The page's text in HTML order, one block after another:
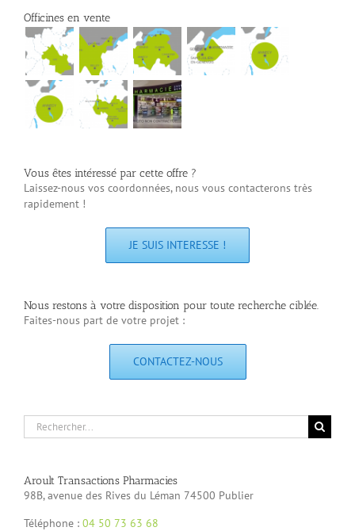
Officines en vente
Vous êtes intéressé par cette offre ?
Laissez-nous vos coordonnées, nous vous contacterons très
rapidement !
JE SUIS INTERESSE !
Nous restons à votre disposition pour toute recherche ciblée.
Faites-nous part de votre projet :
CONTACTEZ-NOUS
Rechercher:
Aroult Transactions Pharmacies
98B, avenue des Rives du Léman 74500 Publier
Téléphone : 04 50 73 63 68